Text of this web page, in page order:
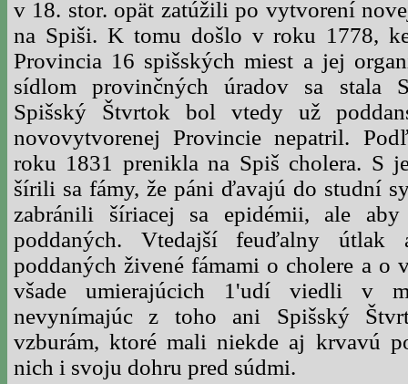
v 18. stor. opät zatúžili po vytvorení
na Spiši. K tomu došlo v roku 1778,
Provincia 16 spišských miest a jej
sídlom provinčných úradov sa stala
Spišský Štvrtok bol vtedy už
novovytvorenej Provincie nepatril.
roku 1831 prenikla na Spiš cholera. S
šírili sa fámy, že páni ďavajú do studní
zabránili šíriacej sa epidémii, ale
poddaných. Vtedajší feuďalny útlak
poddaných živené fámami o cholere a o
všade umierajúcich 1'udí viedli v
nevynímajúc z toho ani Spišský
vzburám, ktoré mali niekde aj krvavú
nich i svoju dohru pred súdmi.